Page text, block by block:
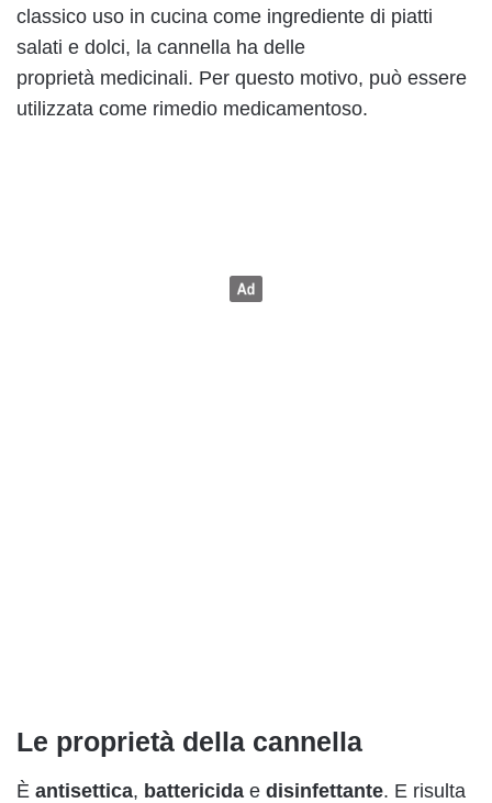
classico uso in cucina come ingrediente di piatti
salati e dolci, la cannella ha delle
proprietà medicinali. Per questo motivo, può essere
utilizzata come rimedio medicamentoso.
Le proprietà della cannella
È antisettica, battericida e disinfettante. E risulta